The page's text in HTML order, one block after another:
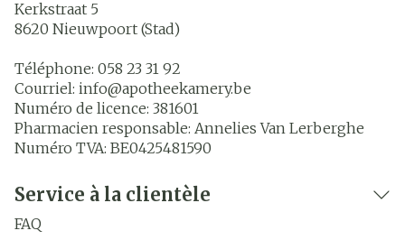
Kerkstraat 5
8620 Nieuwpoort (Stad)
Téléphone: 058 23 31 92
Courriel: info@apotheekamery.be
Numéro de licence: 381601
Pharmacien responsable: Annelies Van Lerberghe
Numéro TVA: BE0425481590
Service à la clientèle
FAQ